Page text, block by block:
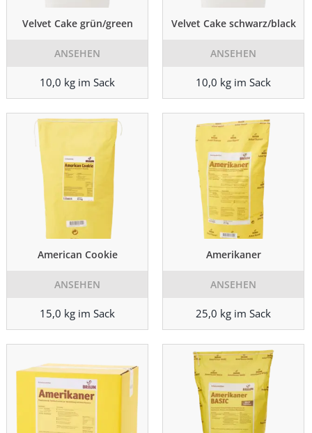
Velvet Cake grün/green
ANSEHEN
10,0 kg im Sack
Velvet Cake schwarz/black
ANSEHEN
10,0 kg im Sack
American Cookie
ANSEHEN
15,0 kg im Sack
Amerikaner
ANSEHEN
25,0 kg im Sack